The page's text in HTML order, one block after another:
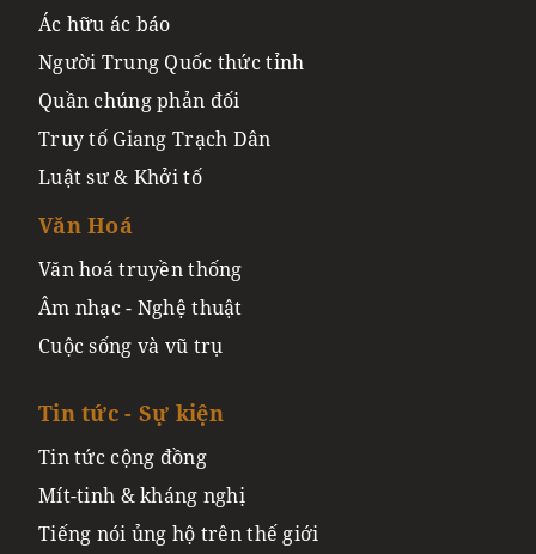
Ác hữu ác báo
Người Trung Quốc thức tỉnh
Quần chúng phản đối
Truy tố Giang Trạch Dân
Luật sư & Khởi tố
Văn Hoá
Văn hoá truyền thống
Âm nhạc - Nghệ thuật
Cuộc sống và vũ trụ
Tin tức - Sự kiện
Tin tức cộng đồng
Mít-tinh & kháng nghị
Tiếng nói ủng hộ trên thế giới